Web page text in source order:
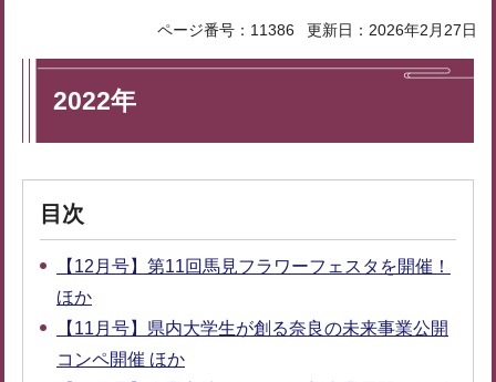
ページ番号：11386 更新日：2026年2月27日
2022年
目次
【12月号】第11回馬見フラワーフェスタを開催！
ほか
【11月号】県内大学生が創る奈良の未来事業公開
コンペ開催 ほか